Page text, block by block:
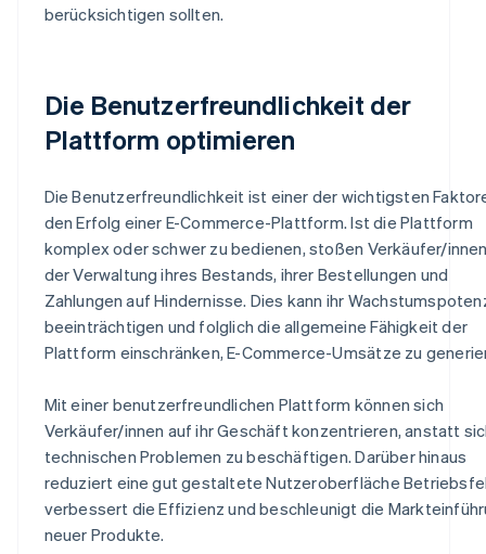
berücksichtigen sollten.
Die Benutzerfreundlichkeit der
Plattform optimieren
Die Benutzerfreundlichkeit ist einer der wichtigsten
den Erfolg einer E-Commerce-Plattform. Ist die Plattform
komplex oder schwer zu bedienen, stoßen Verkäufer/
der Verwaltung ihres Bestands, ihrer Bestellungen und
Zahlungen auf Hindernisse. Dies kann ihr
beeinträchtigen und folglich die allgemeine Fähigkeit der
Plattform einschränken, E-Commerce-Umsätze zu
Mit einer benutzerfreundlichen Plattform können sich
Verkäufer/innen auf ihr Geschäft konzentrieren, anstatt
technischen Problemen zu beschäftigen. Darüber hinaus
reduziert eine gut gestaltete Nutzeroberfläche
verbessert die Effizienz und beschleunigt die
neuer Produkte.